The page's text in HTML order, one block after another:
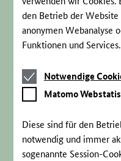
den Betrieb der
anonymen Webanalyse
Funktionen und Services.
Notwendige
Cookies
Notwendige
Matomo
Webstatistik
Matomo
Diese sind für den
notwendig und immer
sogenannte Session-